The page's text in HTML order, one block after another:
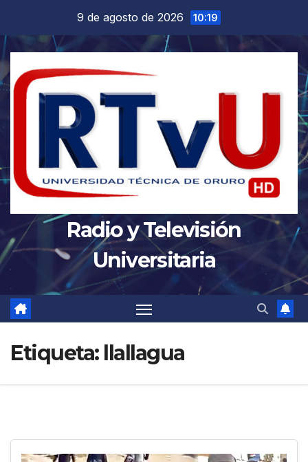
contenido
9 de agosto de 2026 10:19
Radio y Televisión
Universitaria
Etiqueta: llallagua